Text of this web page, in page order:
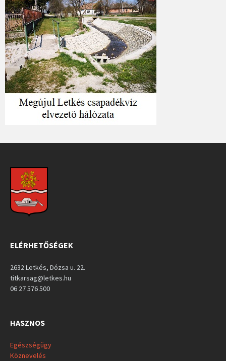
ELÉRHETŐSÉGEK
2632 Letkés, Dózsa u. 22.
titkarsag@letkes.hu
06 27 576 500
HASZNOS
Egészségügy
Köznevelés